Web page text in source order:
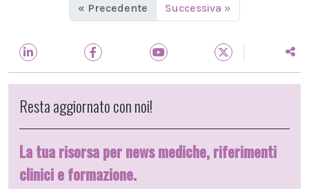
« Precedente Successiva »
Resta aggiornato con noi!
La tua risorsa per news mediche, riferimenti
clinici e formazione.